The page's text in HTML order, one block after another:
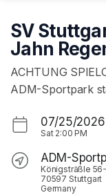
SV
Jahn
ACHTUNG
ADM-Sportpark
07/25/2026
Sat 2:00 PM
ADM-
Königsträßle
70597 Stuttgart
Germany